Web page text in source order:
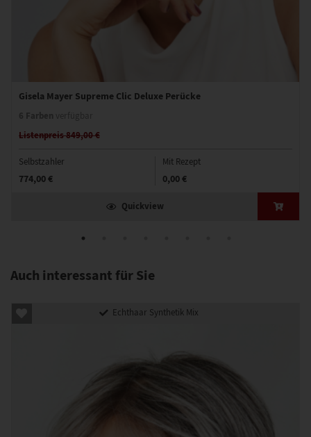
Gisela Mayer Supreme Clic Deluxe Perücke
Listenpreis 849,00 €
Selbstzahler
774,00 €
Mit Rezept
0,00 €
Quickview
Auch interessant für Sie
Echthaar Synthetik Mix